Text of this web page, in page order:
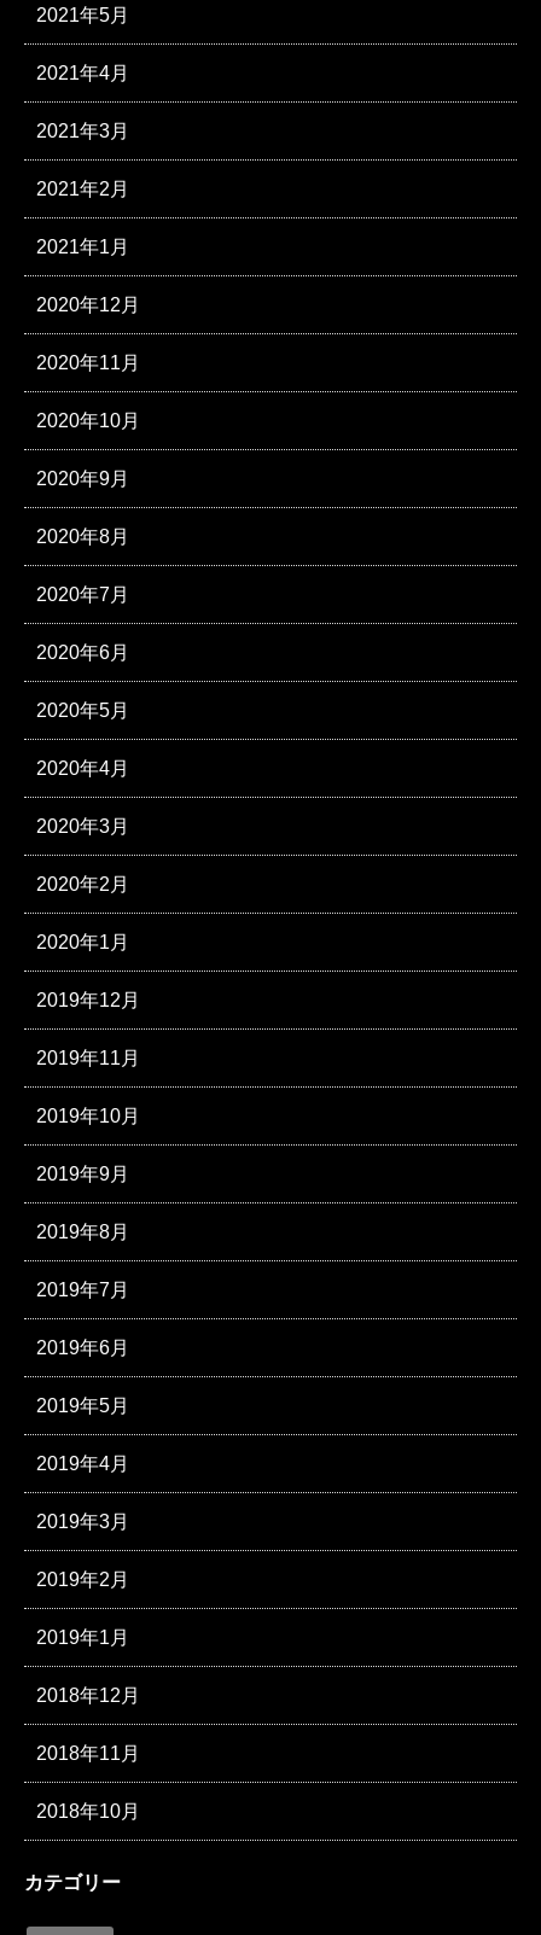
2021年5月
2021年4月
2021年3月
2021年2月
2021年1月
2020年12月
2020年11月
2020年10月
2020年9月
2020年8月
2020年7月
2020年6月
2020年5月
2020年4月
2020年3月
2020年2月
2020年1月
2019年12月
2019年11月
2019年10月
2019年9月
2019年8月
2019年7月
2019年6月
2019年5月
2019年4月
2019年3月
2019年2月
2019年1月
2018年12月
2018年11月
2018年10月
カテゴリー